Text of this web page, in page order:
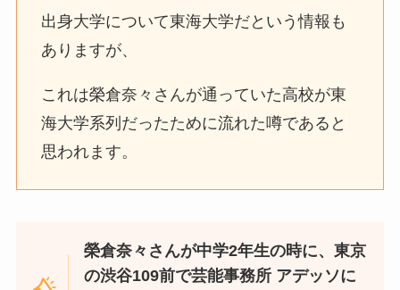
出身大学について東海大学だという情報も
ありますが、
これは榮倉奈々さんが通っていた高校が東
海大学系列だったために流れた噂であると
思われます。
榮倉奈々さんが中学2年生の時に、東京
の渋谷109前で芸能事務所 アデッソに